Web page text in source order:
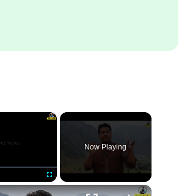
×
Fullscreen
Now Playing
×